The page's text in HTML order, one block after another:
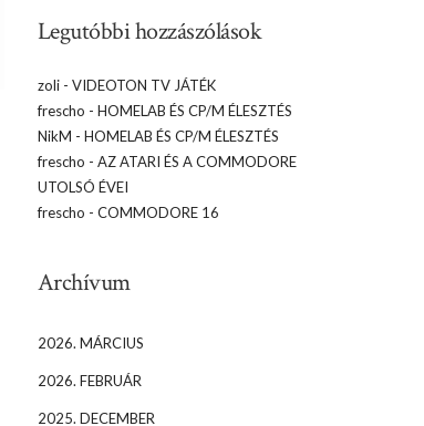
Legutóbbi hozzászólások
zoli- VIDEOTON TV JÁTÉK
frescho - HOMELAB ÉS CP/M ÉLESZTÉS
NikM - HOMELAB ÉS CP/M ÉLESZTÉS
frescho - AZ ATARI ÉS A COMMODORE
UTOLSÓ ÉVEI
frescho - COMMODORE 16
Archívum
2026. MÁRCIUS
2026. FEBRUÁR
2025. DECEMBER